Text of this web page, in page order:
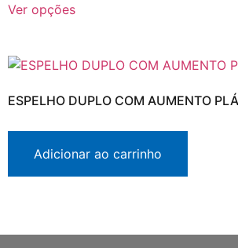
Ver opções
ESPELHO DUPLO COM AUMENTO
Adicionar ao carrinho